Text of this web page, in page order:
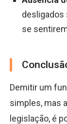
desligados
se
Demitir um
simples, mas
legislação, é